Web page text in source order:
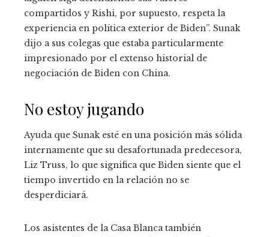
compartidos y Rishi, por supuesto, respeta la
experiencia en política exterior de Biden”. Sunak
dijo a sus colegas que estaba particularmente
impresionado por el extenso historial de
negociación de Biden con China.
No estoy jugando
Ayuda que Sunak esté en una posición más sólida
internamente que su desafortunada predecesora,
Liz Truss, lo que significa que Biden siente que el
tiempo invertido en la relación no se
desperdiciará.
Los asistentes de la Casa Blanca también